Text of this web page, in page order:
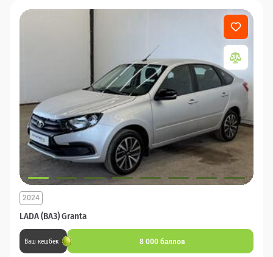
LADA (ВАЗ) Granta
2024
Ваш кешбек 8 000 баллов